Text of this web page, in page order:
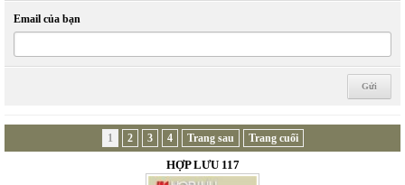
Email của bạn
1 2 3 4 Trang sau Trang cuối
HỢP LƯU 117